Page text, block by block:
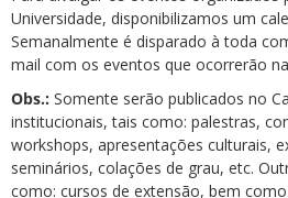
Universidade, disponibilizamos um
Semanalmente é disparado à toda
mail com os eventos que ocorrerão
Obs.: Somente serão publicados no
institucionais, tais como: palestras,
workshops, apresentações culturais,
seminários, colações de grau, etc.
como: cursos de extensão, bem